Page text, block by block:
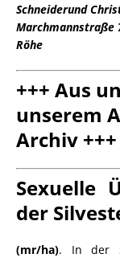
Schneiderund
Marchmannstraße
Röhe
+++ Aus
unserem
Archiv +++
Sexuelle
der
(mr/ha). In der